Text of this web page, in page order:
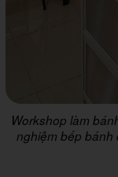
Workshop làm
nghiệm bếp